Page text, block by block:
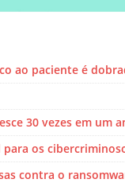
ao paciente é
30 vezes em um
os
contra o